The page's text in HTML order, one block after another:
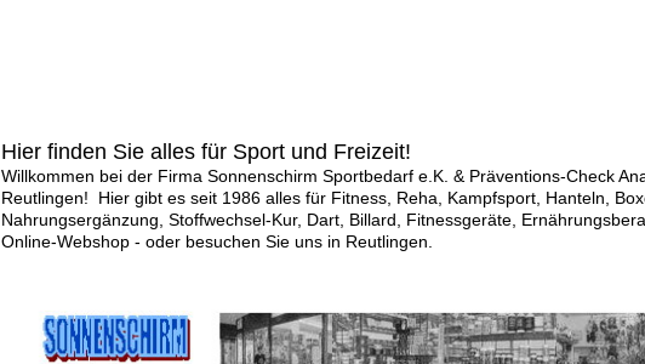
Hier finden Sie alles für Sport und Freizeit!
Willkommen bei der Firma Sonnenschirm Sportbedarf e.K. & Präventions-Check
Reutlingen! Hier gibt es seit 1986 alles für Fitness, Reha, Kampfsport, Hanteln,
Nahrungsergänzung, Stoffwechsel-Kur, Dart, Billard, Fitnessgeräte,
Online-Webshop - oder besuchen Sie uns in Reutlingen.